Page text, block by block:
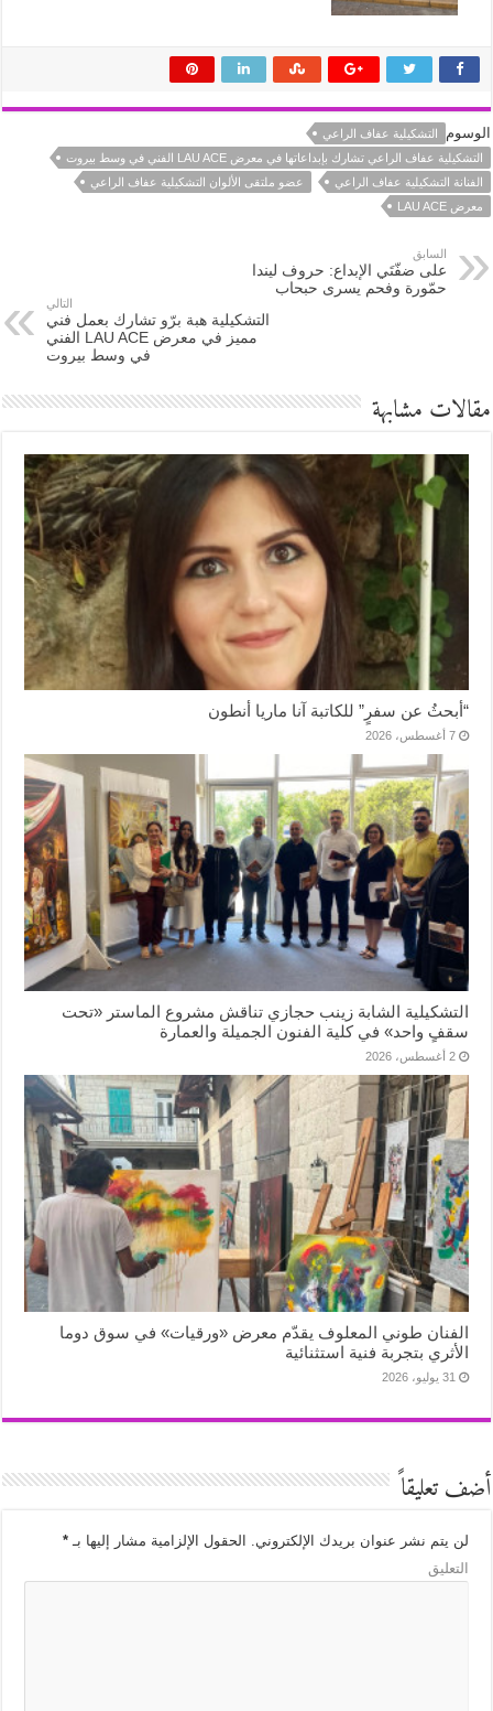
الوسوم
التشكيلية عفاف الراعي
التشكيلية عفاف الراعي تشارك بإبداعاتها في معرض LAU ACE الفني في وسط بيروت
الفنانة التشكيلية عفاف الراعي
عضو ملتقى الألوان التشكيلية عفاف الراعي
معرض LAU ACE
السابق
على ضفّتَي الإبداع: حروف ليندا
حمّورة وفحم يسرى حبحاب
التالي
التشكيلية هبة برّو تشارك بعمل فني
مميز في معرض LAU ACE الفني
في وسط بيروت
مقالات مشابهة
“أبحثُ عن سفرٍ” للكاتبة آنا ماريا أنطون
7 أغسطس، 2026
التشكيلية الشابة زينب حجازي تناقش مشروع الماستر «تحت
سقفٍ واحد» في كلية الفنون الجميلة والعمارة
2 أغسطس، 2026
الفنان طوني المعلوف يقدّم معرض «ورقيات» في سوق دوما
الأثري بتجربة فنية استثنائية
31 يوليو، 2026
أضف تعليقاً
لن يتم نشر عنوان بريدك الإلكتروني. الحقول الإلزامية مشار إليها بـ*
التعليق